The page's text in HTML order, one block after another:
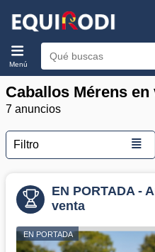
Menú
Caballos Mérens en
7 anuncios
Filtro ≣
EN PORTADA -
venta
EN PORTADA